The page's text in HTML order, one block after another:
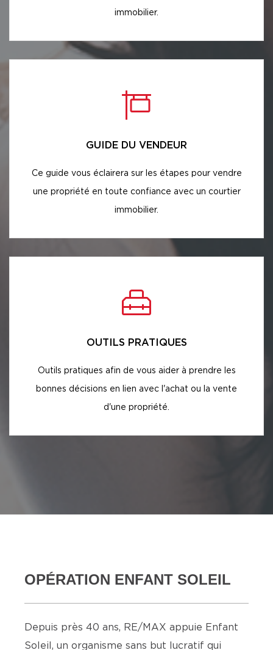
immobilier.
GUIDE DU VENDEUR
Ce guide vous éclairera sur les étapes pour vendre
une propriété en toute confiance avec un courtier
immobilier.
OUTILS PRATIQUES
Outils pratiques afin de vous aider à prendre les
bonnes décisions en lien avec l'achat ou la vente
d'une propriété.
OPÉRATION ENFANT SOLEIL
Depuis près 40 ans, RE/MAX appuie Enfant
Soleil, un organisme sans but lucratif qui